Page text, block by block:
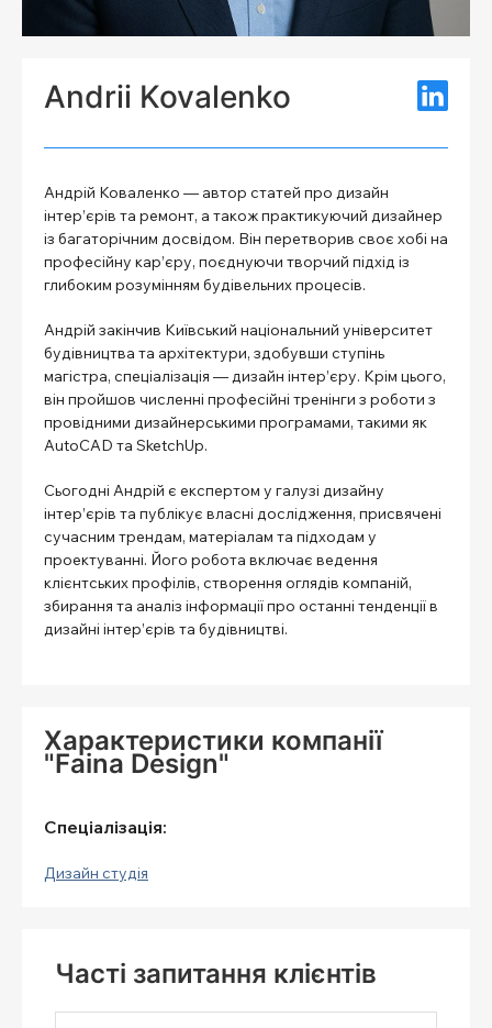
Andrii Kovalenko
Андрій Коваленко — автор статей про дизайн
інтер’єрів та ремонт, а також практикуючий дизайнер
із багаторічним досвідом. Він перетворив своє хобі на
професійну кар’єру, поєднуючи творчий підхід із
глибоким розумінням будівельних процесів.
Андрій закінчив Київський національний університет
будівництва та архітектури, здобувши ступінь
магістра, спеціалізація — дизайн інтер’єру. Крім цього,
він пройшов численні професійні тренінги з роботи з
провідними дизайнерськими програмами, такими як
AutoCAD та SketchUp.
Сьогодні Андрій є експертом у галузі дизайну
інтер’єрів та публікує власні дослідження, присвячені
сучасним трендам, матеріалам та підходам у
проектуванні. Його робота включає ведення
клієнтських профілів, створення оглядів компаній,
збирання та аналіз інформації про останні тенденції в
дизайні інтер’єрів та будівництві.
Характеристики компанії
"Faina Design"
Спеціалізація:
Дизайн студія
Часті запитання клієнтів